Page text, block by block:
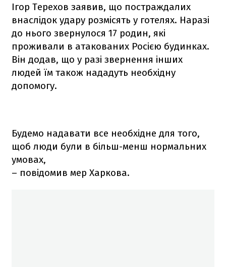
Ігор Терехов заявив, що постраждалих
внаслідок удару розмісять у готелях. Наразі
до нього звернулося 17 родин, які
проживали в атакованих Росією будинках.
Він додав, що у разі звернення інших
людей їм також нададуть необхідну
допомогу.
Будемо надавати все необхідне для того,
щоб люди були в більш-менш нормальних
умовах,
– повідомив мер Харкова.